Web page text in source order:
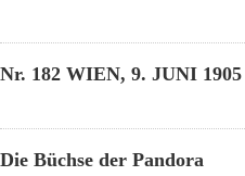
Nr. 182 WIEN, 9. JUNI
Die Büchse der Pandora